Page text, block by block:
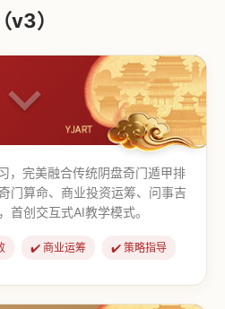
v3）
，完美融合传统阴盘奇门遁甲排
门算命、商业投资运筹、问事吉
首创交互式AI教学模式。
✔️ 商业运筹 ✔️ 策略指导
【传统奇门】